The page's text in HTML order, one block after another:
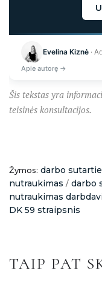
Evelina Kiznė ·
Apie autorę →
Šis tekstas yra
teisinės konsultacijos.
Žymos: darbo
nutraukimas / darbo
nutraukimas
DK 59 straipsnis
TAIP PAT